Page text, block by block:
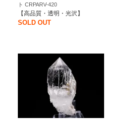
ト CRPARV-420
【高品質・透明・光沢】
SOLD OUT